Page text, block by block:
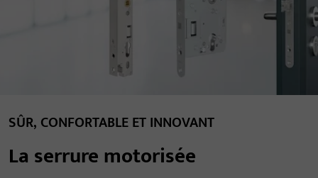
SÛR, CONFORTABLE ET INNOVANT
La serrure motorisée